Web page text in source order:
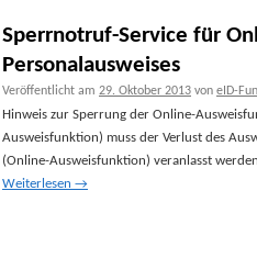
Sperrnotruf-Service für
Personalausweises
Veröffentlicht am 29. Oktober 2013 von eID-
Hinweis zur Sperrung der Online-
Ausweisfunktion) muss der Verlust des
(Online-Ausweisfunktion) veranlasst
Weiterlesen →